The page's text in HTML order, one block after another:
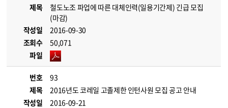
제목
철도노조 파업에 따른 대체인력(일용기간제) 긴급 모집
(마감)
작성일
2016-09-30
조회수
50,071
파일
번호
93
제목
2016년도 코레일 고졸제한 인턴사원 모집 공고 안내
작성일
2016-09-21